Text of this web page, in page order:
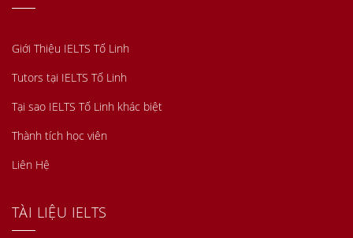
Giới Thiệu IELTS Tố Linh
Tutors tại IELTS Tố Linh
Tại sao IELTS Tố Linh khác biệt
Thành tích học viên
Liên Hệ
TÀI LIỆU IELTS